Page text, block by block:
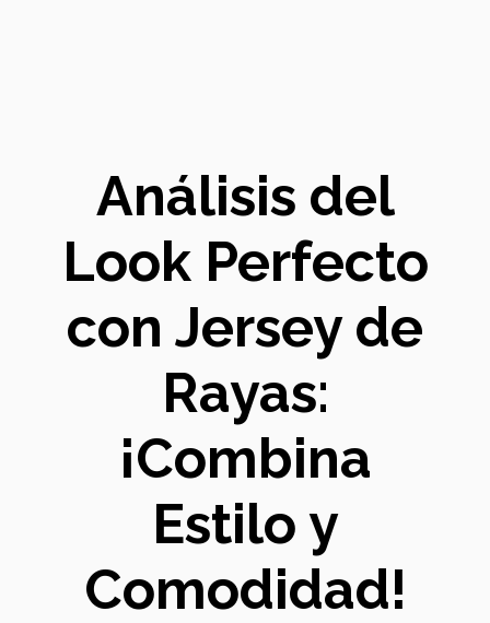
Análisis del
Look Perfecto
con Jersey de
Rayas:
¡Combina
Estilo y
Comodidad!